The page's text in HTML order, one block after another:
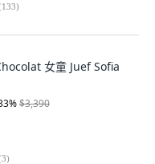
133)
女童 Juef Sofia
%$3,390
3)